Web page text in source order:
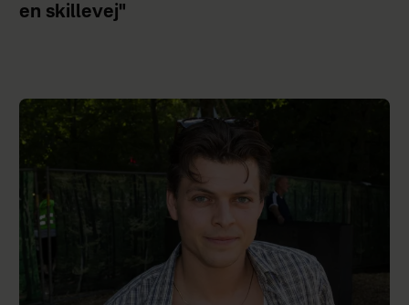
en skillevej"